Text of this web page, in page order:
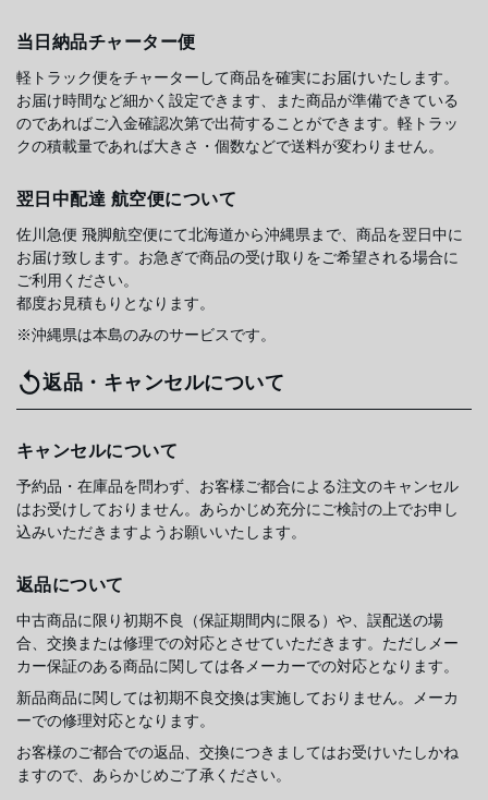
当日納品チャーター便
軽トラック便をチャーターして商品を確実にお届けいたします。
お届け時間など細かく設定できます、また商品が準備できている
のであればご入金確認次第で出荷することができます。軽トラッ
クの積載量であれば大きさ・個数などで送料が変わりません。
翌日中配達 航空便について
佐川急便 飛脚航空便にて北海道から沖縄県まで、商品を翌日中に
お届け致します。お急ぎで商品の受け取りをご希望される場合に
ご利用ください。
都度お見積もりとなります。
※沖縄県は本島のみのサービスです。
返品・キャンセルについて
キャンセルについて
予約品・在庫品を問わず、お客様ご都合による注文のキャンセル
はお受けしておりません。あらかじめ充分にご検討の上でお申し
込みいただきますようお願いいたします。
返品について
中古商品に限り初期不良（保証期間内に限る）や、誤配送の場
合、交換または修理での対応とさせていただきます。ただしメー
カー保証のある商品に関しては各メーカーでの対応となります。
新品商品に関しては初期不良交換は実施しておりません。メーカ
ーでの修理対応となります。
お客様のご都合での返品、交換につきましてはお受けいたしかね
ますので、あらかじめご了承ください。